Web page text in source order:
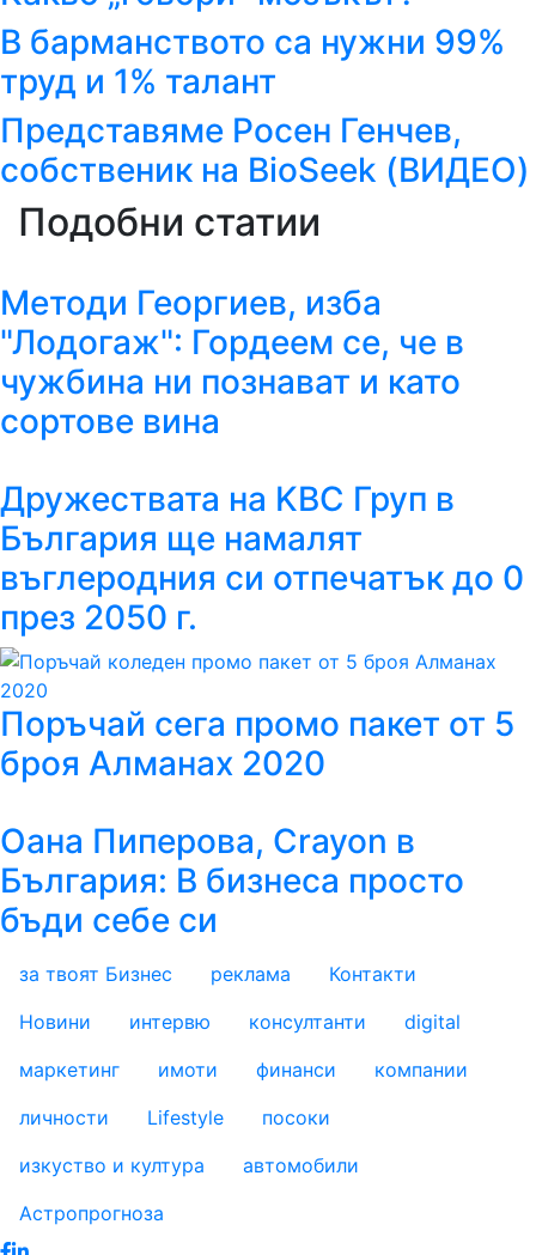
В барманството са нужни 99%
труд и 1% талант
Представяме Росен Генчев,
собственик на BioSeеk (ВИДЕО)
Подобни статии
Методи Георгиев, изба
"Лодогаж": Гордеем се, че в
чужбина ни познават и като
сортове вина
Дружествата на KBC Груп в
България ще намалят
въглеродния си отпечатък до 0
през 2050 г.
Поръчай сега промо пакет от 5
броя Алманах 2020
Оана Пиперова, Crayon в
България: В бизнеса просто
бъди себе си
за твоят Бизнес реклама Контакти
footer_statii
Новини интервю консултанти
digital
маркетинг
имоти финанси
компании
личности
Lifestyle
посоки
изкуство и култура
автомобили
Астропрогноза